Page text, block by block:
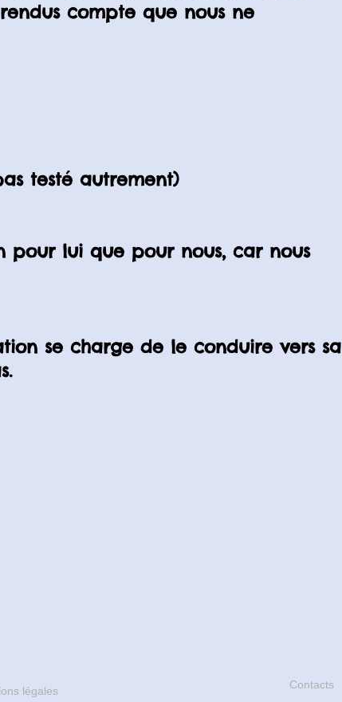
compte que nous ne
testé autrement)
pour lui que pour nous, car nous
se charge de le conduire vers sa
légales Contacts